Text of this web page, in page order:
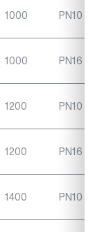
1000 PN10
1000 PN16
1200 PN10
1200 PN16
1400 PN10